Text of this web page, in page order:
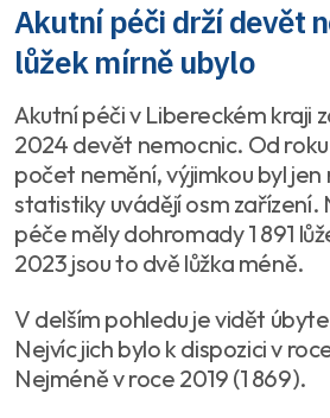
Akutní péči drží devět
lůžek mírně ubylo
Akutní péči v Libereckém kraji
2024 devět nemocnic. Od roku
počet nemění, výjimkou byl jen
statistiky uvádějí osm zařízení.
péče měly dohromady 1 891
2023 jsou to dvě lůžka méně.
V delším pohledu je vidět
Nejvíc jich bylo k dispozici v
Nejméně v roce 2019 (1 869).